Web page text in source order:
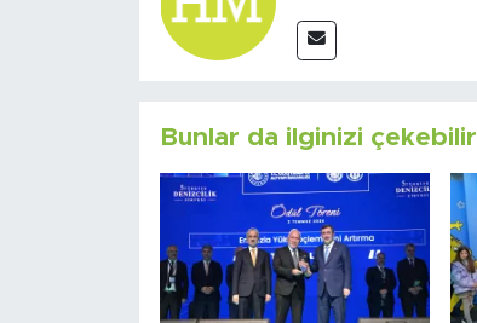
Bunlar da ilginizi çekebilir